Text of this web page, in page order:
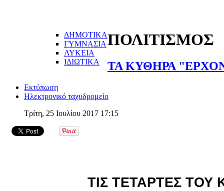
ΔΗΜΟΤΙΚΑ
ΓΥΜΝΑΣΙΑ
ΛΥΚΕΙΑ
ΙΔΙΩΤΙΚΑ
ΠΟΛΙΤΙΣΜΟΣ
ΤΑ ΚΥΘΗΡΑ
Εκτύπωση
Ηλεκτρονικό ταχυδρομείο
Τρίτη, 25 Ιουλίου 2017 17:15
ΤΙΣ ΤΕΤΑΡΤΕΣ ΤΟΥ